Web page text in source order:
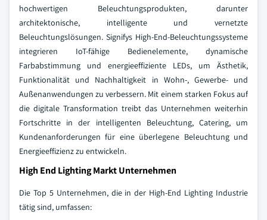
hochwertigen Beleuchtungsprodukten, darunter
architektonische, intelligente und vernetzte
Beleuchtungslösungen. Signifys High-End-Beleuchtungssysteme
integrieren IoT-fähige Bedienelemente, dynamische
Farbabstimmung und energieeffiziente LEDs, um Ästhetik,
Funktionalität und Nachhaltigkeit in Wohn-, Gewerbe- und
Außenanwendungen zu verbessern. Mit einem starken Fokus auf
die digitale Transformation treibt das Unternehmen weiterhin
Fortschritte in der intelligenten Beleuchtung, Catering, um
Kundenanforderungen für eine überlegene Beleuchtung und
Energieeffizienz zu entwickeln.
High End Lighting Markt Unternehmen
Die Top 5 Unternehmen, die in der High-End Lighting Industrie
tätig sind, umfassen: